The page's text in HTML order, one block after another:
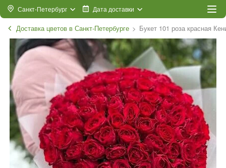
Санкт-Петербург Дата доставки
Доставка цветов в Санкт-Петербурге Букет 101 роза красная